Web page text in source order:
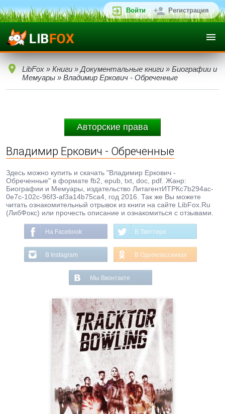
Войти Регистрация
LibFox » Книги » Документальные книги » Биографии и
Мемуары » Владимир Еркович - Обреченные
Авторские права
Владимир Еркович - Обреченные
Здесь можно купить и скачать "Владимир Еркович -
Обреченные" в формате fb2, epub, txt, doc, pdf. Жанр:
Биографии и Мемуары, издательство ЛитагентИТРКc7b294ac-
0e7c-102c-96f3-af3a14b75ca4, год 2016. Так же Вы можете
читать ознакомительный отрывок из книги на сайте LibFox.Ru
(ЛибФокс) или прочесть описание и ознакомиться с отзывами.
На Facebook В Твиттере
В Instagram В Одноклассниках
Мы Вконтакте